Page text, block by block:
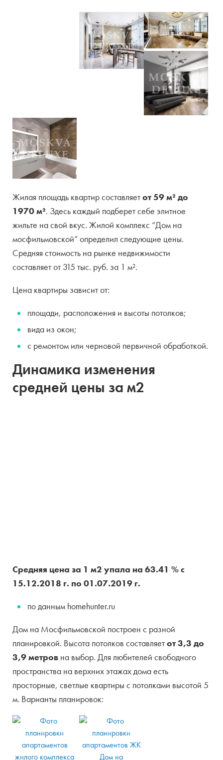
Жилая площадь квартир составляетот 59 м² до
1970 м². Здесь каждый подберет себе элитное
жильте на свой вкус. Жилой комплекс “Дом на
мосфильмовской” определил следующие цены.
Средняя стоимость на рынке недвижимости
составляет от 315 тыс. руб. за 1 м².
Цена квартиры зависит от:
площади, расположения и высоты потолков;
вида из окон;
с ремонтом или черновой первичной обработкой.
Динамика изменения
средней цены за м2
Средняя цена за 1 м2 упала на 63.41 % с
15.12.2018 г. по 01.07.2019 г.
по данным homehunter.ru
Дом на Мосфильмовской построен с разной
планировкой. Высота потолков составляетот 3,3 до
3,9 метров на выбор. Для любителей свободного
пространства на верхних этажах дома есть
просторные, светлые квартиры с потолками высотой 5
м. Варианты планировок: